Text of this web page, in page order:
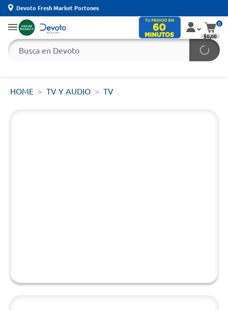
Devoto Fresh Market Portones
0
$0,00
HOME TV Y AUDIO TV